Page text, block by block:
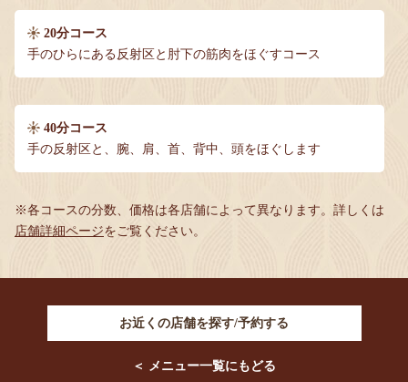
20分コース
手のひらにある反射区と肘下の筋肉をほぐすコース
40分コース
手の反射区と、腕、肩、首、背中、頭をほぐします
※各コースの分数、価格は各店舗によって異なります。 詳しくは
店舗詳細ページをご覧ください。
お近くの店舗を探す/予約する
＜ メニュー一覧にもどる